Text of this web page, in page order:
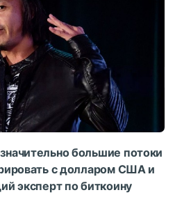
большие потоки
с долларом США и
эксперт по биткоину